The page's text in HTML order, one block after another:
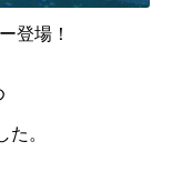
登場！
。